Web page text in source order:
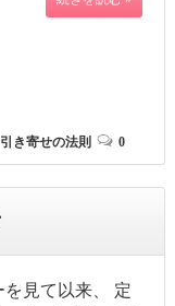
引き寄せの法則 0
見て以来、 定